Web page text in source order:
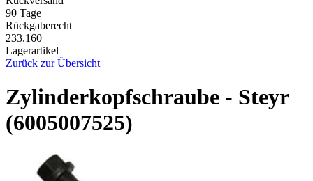
90 Tage
Rückgaberecht
233.160
Lagerartikel
Zurück zur Übersicht
Zylinderkopfschraube - Steyr
(6005007525)